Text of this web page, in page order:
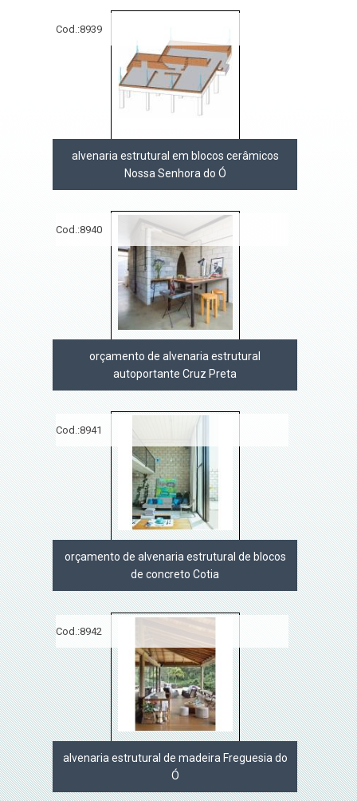
Cod.:8939
alvenaria estrutural em blocos cerâmicos
Nossa Senhora do Ó
Cod.:8940
orçamento de alvenaria estrutural
autoportante Cruz Preta
Cod.:8941
orçamento de alvenaria estrutural de blocos
de concreto Cotia
Cod.:8942
alvenaria estrutural de madeira Freguesia do
Ó